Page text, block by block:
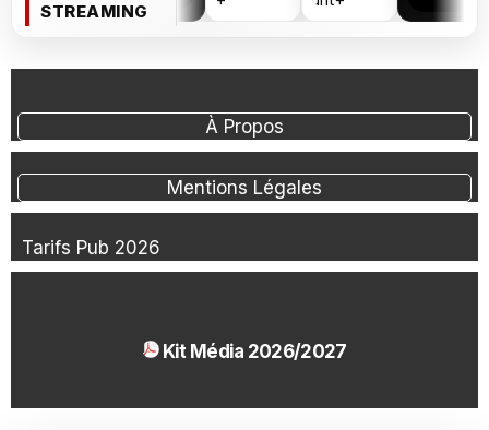
STREAMING
À Propos
Mentions Légales
Tarifs Pub 2026
Kit Média 2026/2027